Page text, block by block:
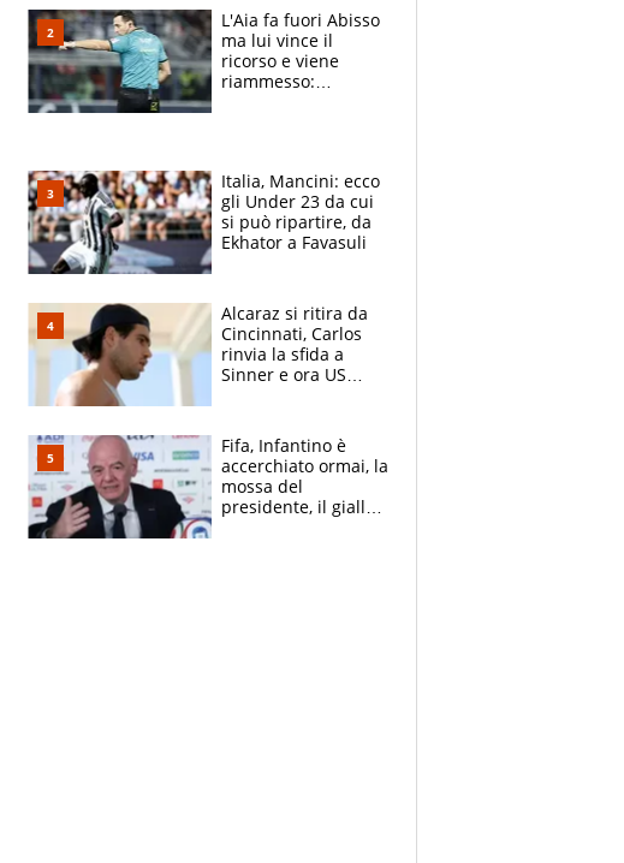
L'Aia fa fuori Abisso
ma lui vince il
ricorso e viene
riammesso:
Italia, Mancini: ecco
gli Under 23 da cui
si può ripartire, da
Ekhator a Favasuli
Alcaraz si ritira da
Cincinnati, Carlos
rinvia la sfida a
Sinner e ora US
Fifa, Infantino è
accerchiato ormai, la
mossa del
presidente, il giallo